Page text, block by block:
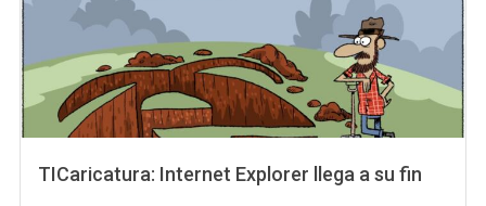
TICaricatura: Internet Explorer llega a su fin